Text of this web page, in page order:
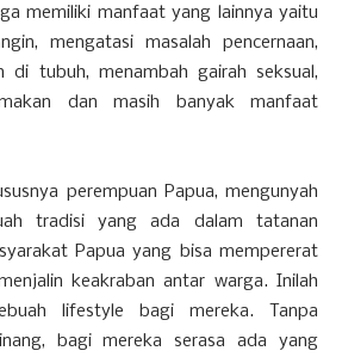
memiliki manfaat yang lainnya yaitu
mengatasi masalah pencernaan,
di tubuh, menambah gairah seksual,
dan masih banyak manfaat
perempuan Papua, mengunyah
tradisi yang ada dalam tatanan
Papua yang bisa mempererat
keakraban antar warga. Inilah
lifestyle bagi mereka. Tanpa
bagi mereka serasa ada yang